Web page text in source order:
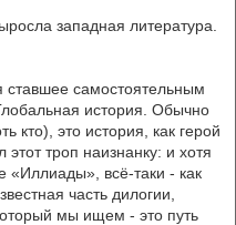
западная литература.
ставшее самостоятельным
история. Обычно
кто), это история, как герой
троп наизнанку: и хотя
«Иллиады», всё-таки - как
часть дилогии,
мы ищем - это путь